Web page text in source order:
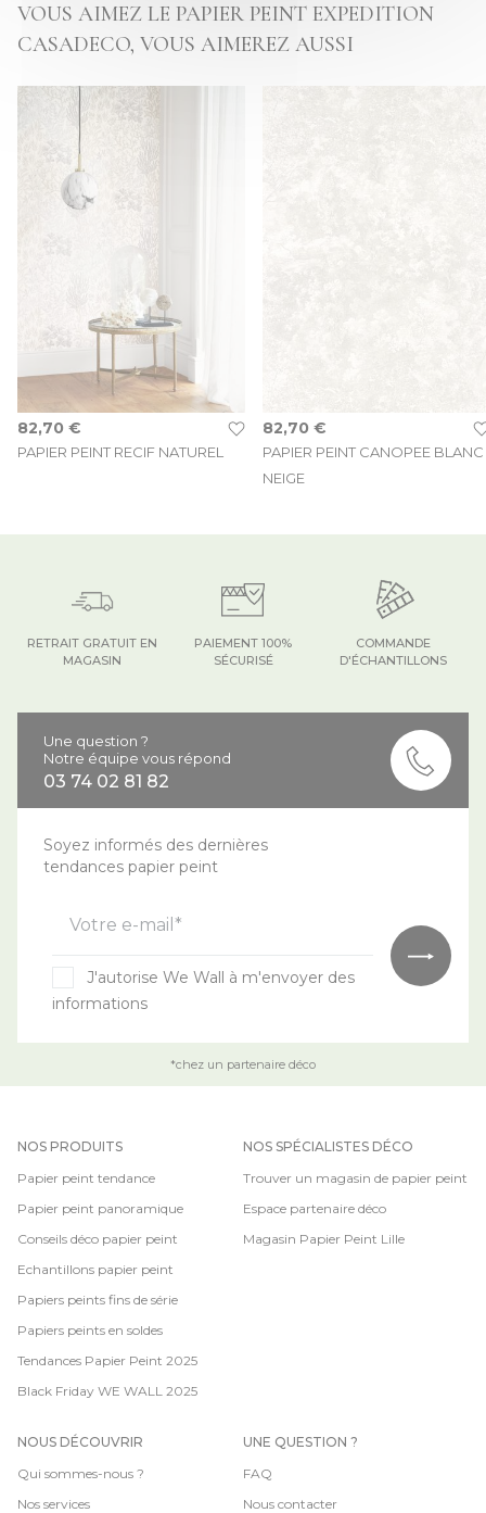
VOUS AIMEZ LE PAPIER PEINT EXPEDITION
CASADECO, VOUS AIMEREZ AUSSI
PAPIER PEINT RECIF NATUREL
82,70 €
PAPIER PEINT CANOPEE BLANC
NEIGE
82,70 €
COMMANDE
D'ÉCHANTILLONS
PAIEMENT 100%
SÉCURISÉ
RETRAIT GRATUIT EN
MAGASIN
Une question ?
Notre équipe vous répond
03 74 02 81 82
Soyez informés des dernières
tendances papier peint
Votre e-mail*
J'autorise We Wall à m'envoyer des
informations
*chez un partenaire déco
NOS PRODUITS
Papier peint tendance
Papier peint panoramique
Conseils déco papier peint
Echantillons papier peint
Papiers peints fins de série
Papiers peints en soldes
Tendances Papier Peint 2025
Black Friday WE WALL 2025
NOS SPÉCIALISTES DÉCO
Trouver un magasin de papier peint
Espace partenaire déco
Magasin Papier Peint Lille
NOUS DÉCOUVRIR
Qui sommes-nous ?
Nos services
UNE QUESTION ?
FAQ
Nous contacter